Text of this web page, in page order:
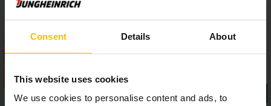
Consent Details About
This website uses cookies
We use cookies to personalise content and ads, to